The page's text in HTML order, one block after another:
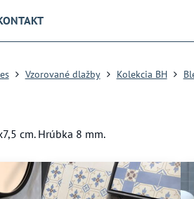
Vzorované dlažby Kolekcia BH
cm. Hrúbka 8 mm.